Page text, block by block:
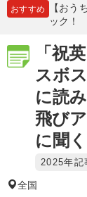
おすすめ 【おう
ック！
「祝
スボ
に読
飛び
に聞
2025年記
全国